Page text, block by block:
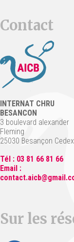
Contact
INTERNAT CHRU
BESANCON
3 boulevard alexander
Fleming
25030 Besançon Cedex
Tél : 03 81 66 81 66
Email :
Sur les